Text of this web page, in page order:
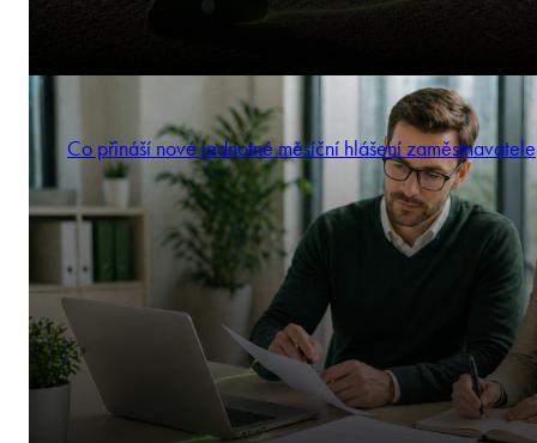
Co přináší nové jednotné měsíční hlášení zaměstnavatele